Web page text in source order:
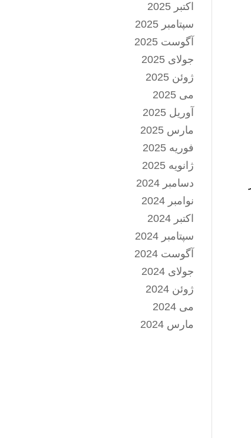
اکتبر 2025
سپتامبر 2025
آگوست 2025
جولای 2025
ژوئن 2025
می 2025
آوریل 2025
مارس 2025
فوریه 2025
ژانویه 2025
دسامبر 2024
نوامبر 2024
اکتبر 2024
سپتامبر 2024
آگوست 2024
جولای 2024
ژوئن 2024
می 2024
مارس 2024